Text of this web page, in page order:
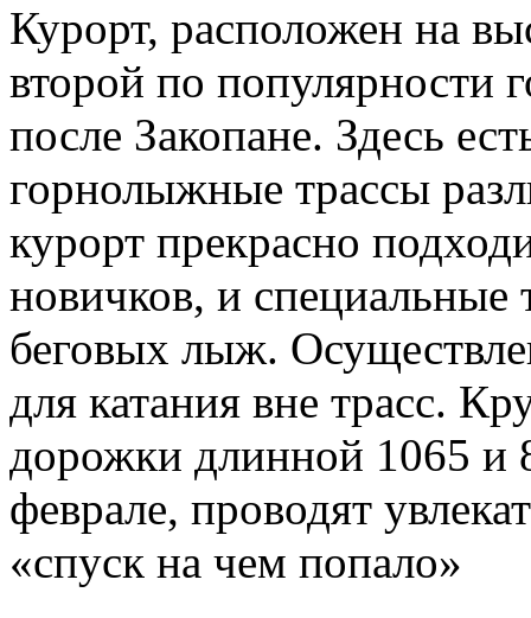
Курорт, расположен на
второй по
после Закопане. Здесь
горнолыжные трассы
курорт прекрасно
новичков, и специальные
беговых лыж.
для катания вне трасс.
дорожки длинной 1065 и
феврале, проводят
«спуск на чем попало»